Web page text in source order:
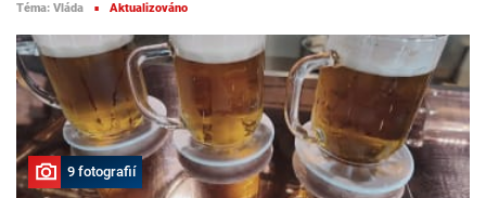
Téma: Vláda ■ Aktualizováno
9 fotografií